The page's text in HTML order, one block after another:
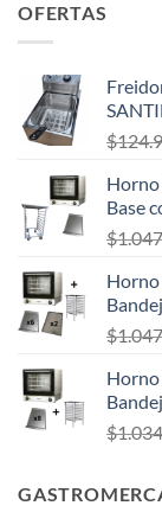
OFERTAS
$
Horno
Base
$
Horno
$
Horno
$